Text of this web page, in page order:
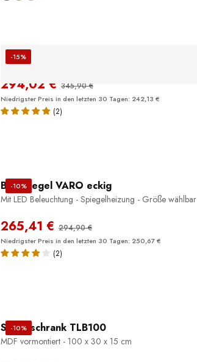
-15%
Duschabtrennung Walk-In Nano EX101
294,02 € 345,90 €
Niedrigster Preis in den letzten 30 Tagen: 242,13 €
(2)
-10%
Badspiegel VARO eckig
Mit LED Beleuchtung - Spiegelheizung - Größe wählbar
265,41 € 294,90 €
Niedrigster Preis in den letzten 30 Tagen: 250,67 €
(2)
-10%
Seitenschrank TLB100
MDF vormontiert - 100 x 30 x 15 cm